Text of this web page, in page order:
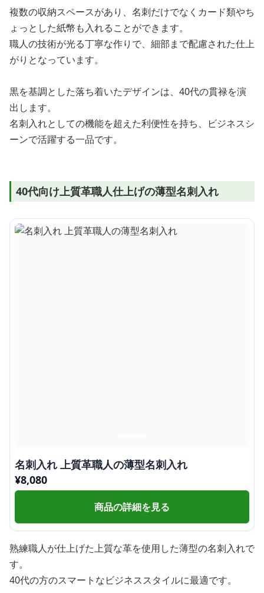
複数の収納スペースがあり、名刺だけでなくカード類やち
ょっとした紙幣も入れることができます。
職人の技術が光る丁寧な作りで、細部まで配慮された仕上
がりとなっています。
黒を基調とした落ち着いたデザインは、40代の貫禄を演
出します。
名刺入れとしての機能を超えた利便性を持ち、ビジネスシ
ーンで活躍する一品です。
40代向け上質革職人仕上げの薄型名刺入れ
名刺入れ 上質革職人の薄型名刺入れ
¥8,080
商品の詳細を見る
熟練職人が仕上げた上質な革を使用した薄型の名刺入れで
す。
40代の方のスマートなビジネススタイルに最適です。